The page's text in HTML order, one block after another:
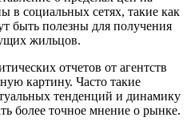
в социальных сетях, такие как
быть полезны для получения
жильцов.
отчетов от агентств
картину. Часто такие
тенденций и динамику
более точное мнение о рынке.